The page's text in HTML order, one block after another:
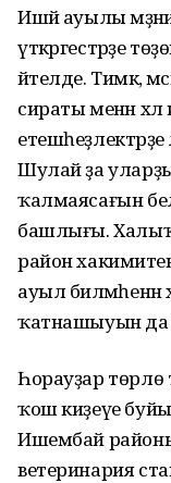
Ишәй ауылы
үткәргестәрҙе
әйтелде. Тимәк,
сираты менән
Шулай ҙа
ҡалмаясағын
башлығы.
район
ауыл
ҡатнашыуын да
Һорауҙар
ҡош киҙеүе
Ишембай
ветеринария